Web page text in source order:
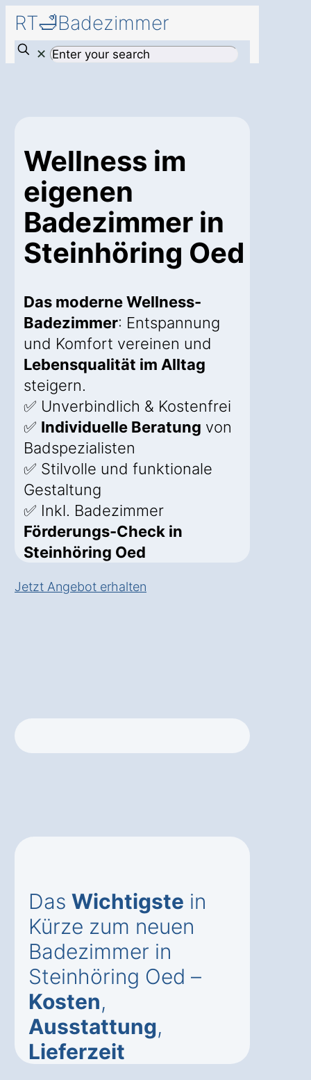
RT🛁Badezimmer
✕
Wellness im
eigenen
Badezimmer in
Steinhöring Oed
Das moderne Wellness-
Badezimmer: Entspannung
und Komfort vereinen und
Lebensqualität im Alltag
steigern.
✅ Unverbindlich & Kostenfrei
✅ Individuelle Beratung von
Badspezialisten
✅ Stilvolle und funktionale
Gestaltung
✅ Inkl. Badezimmer
Förderungs-Check in
Steinhöring Oed
Jetzt Angebot erhalten
Das Wichtigste in
Kürze zum neuen
Badezimmer in
Steinhöring Oed –
Kosten,
Ausstattung,
Lieferzeit